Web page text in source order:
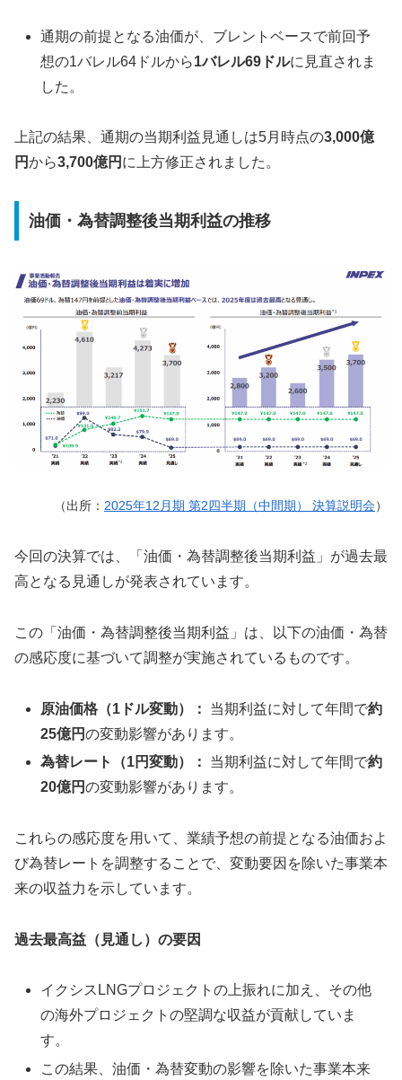
通期の前提となる油価が、ブレントベースで前回予
想の1バレル64ドルから1バレル69ドルに見直されま
した。
上記の結果、通期の当期利益見通しは5月時点の3,000億
円から3,700億円 に上方修正されました。
油価・為替調整後当期利益の推移
（出所： 2025年12月期 第2四半期（中間期） 決算説明会）
今回の決算では、「油価・為替調整後当期利益」が過去最
高となる見通しが発表されています。
この「油価・為替調整後当期利益」は、以下の油価・為替
の感応度に基づいて調整が実施されているものです。
原油価格（1ドル変動）： 当期利益に対して年間で約
25億円の変動影響があります。
為替レート（1円変動）：
当期利益に対して年間で約
20億円の変動影響があります。
これらの感応度を用いて、業績予想の前提となる油価およ
び為替レートを調整することで、変動要因を除いた事業本
来の収益力を示しています。
過去最高益（見通し）の要因
イクシスLNGプロジェクトの上振れに加え、その他
の海外プロジェクトの堅調な収益が貢献していま
す。
この結果、油価・為替変動の影響を除いた事業本来